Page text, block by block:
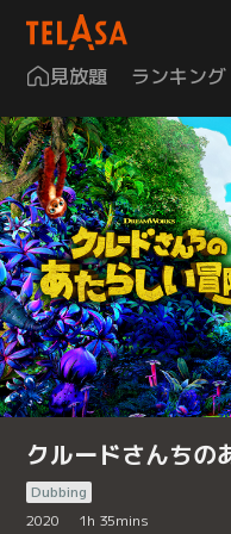
見放題 ランキング
クルードさんちの
Dubbing
2020
1h 35mins